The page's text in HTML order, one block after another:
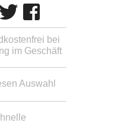
bei
im Geschäft
Auswahl